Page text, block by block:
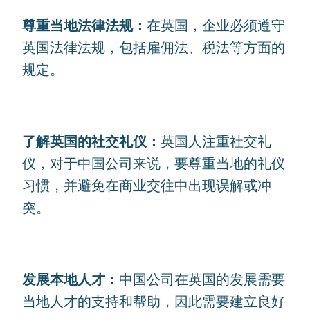
尊重当地法律法规： 在英国，企业必须遵守
英国法律法规，包括雇佣法、税法等方面的
规定。
了解英国的社交礼仪： 英国人注重社交礼
仪，对于中国公司来说，要尊重当地的礼仪
习惯，并避免在商业交往中出现误解或冲
突。
发展本地人才： 中国公司在英国的发展需要
当地人才的支持和帮助，因此需要建立良好